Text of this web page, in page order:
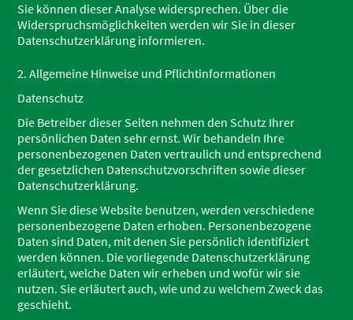
Sie können dieser Analyse widersprechen. Über die
Widerspruchsmöglichkeiten werden wir Sie in dieser
Datenschutzerklärung informieren.
2. Allgemeine Hinweise und Pflichtinformationen
Datenschutz
Die Betreiber dieser Seiten nehmen den Schutz Ihrer
persönlichen Daten sehr ernst. Wir behandeln Ihre
personenbezogenen Daten vertraulich und entsprechend
der gesetzlichen Datenschutzvorschriften sowie dieser
Datenschutzerklärung.
Wenn Sie diese Website benutzen, werden verschiedene
personenbezogene Daten erhoben. Personenbezogene
Daten sind Daten, mit denen Sie persönlich identifiziert
werden können. Die vorliegende Datenschutzerklärung
erläutert, welche Daten wir erheben und wofür wir sie
nutzen. Sie erläutert auch, wie und zu welchem Zweck das
geschieht.